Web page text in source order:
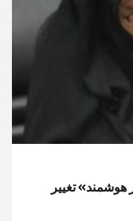
هوشمند» تغییر